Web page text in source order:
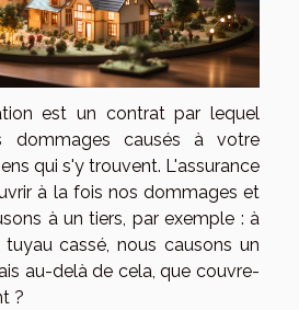
est un contrat par lequel
dommages causés à votre
qui s'y trouvent. L'assurance
à la fois nos dommages et
à un tiers, par exemple : à
cassé, nous causons un
au-delà de cela, que couvre-
?